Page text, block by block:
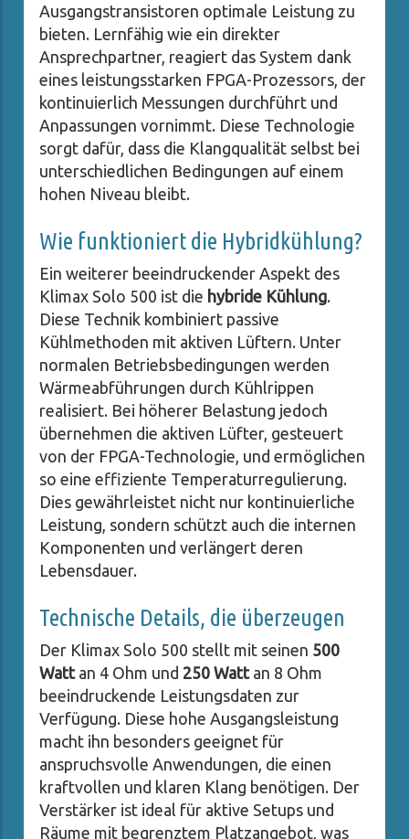
Ausgangstransistoren optimale Leistung zu
bieten. Lernfähig wie ein direkter
Ansprechpartner, reagiert das System dank
eines leistungsstarken FPGA-Prozessors, der
kontinuierlich Messungen durchführt und
Anpassungen vornimmt. Diese Technologie
sorgt dafür, dass die Klangqualität selbst bei
unterschiedlichen Bedingungen auf einem
hohen Niveau bleibt.
Wie funktioniert die Hybridkühlung?
Ein weiterer beeindruckender Aspekt des
Klimax Solo 500 ist die hybride Kühlung.
Diese Technik kombiniert passive
Kühlmethoden mit aktiven Lüftern. Unter
normalen Betriebsbedingungen werden
Wärmeabführungen durch Kühlrippen
realisiert. Bei höherer Belastung jedoch
übernehmen die aktiven Lüfter, gesteuert
von der FPGA-Technologie, und ermöglichen
so eine effiziente Temperaturregulierung.
Dies gewährleistet nicht nur kontinuierliche
Leistung, sondern schützt auch die internen
Komponenten und verlängert deren
Lebensdauer.
Technische Details, die überzeugen
Der Klimax Solo 500 stellt mit seinen 500
Wattan 4 Ohm und 250 Wattan 8 Ohm
beeindruckende Leistungsdaten zur
Verfügung. Diese hohe Ausgangsleistung
macht ihn besonders geeignet für
anspruchsvolle Anwendungen, die einen
kraftvollen und klaren Klang benötigen. Der
Verstärker ist ideal für aktive Setups und
Räume mit begrenztem Platzangebot, was